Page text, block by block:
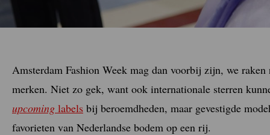
Amsterdam Fashion Week mag dan voorbij zijn, we
merken. Niet zo gek, want ook internationale sterren
upcoming labels bij beroemdheden, maar gevestigde
favorieten van Nederlandse bodem op een rij.